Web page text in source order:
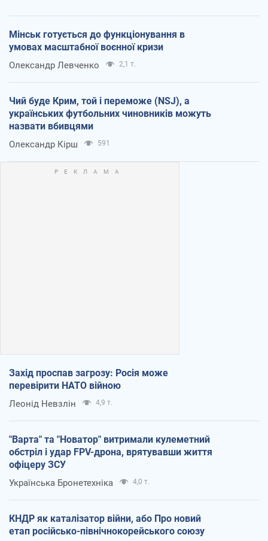
Мінськ готується до функціонування в
умовах масштабної воєнної кризи
Олександр Левченко 2,1 т.
Чий буде Крим, той і переможе (NSJ), а
українських футбольних чиновників можуть
назвати вбивцями
Олександр Кірш 591
Захід проспав загрозу: Росія може
перевірити НАТО війною
Леонід Невзлін 4,9 т.
"Варта" та "Новатор" витримали кулеметний
обстріл і удар FPV-дрона, врятувавши життя
офіцеру ЗСУ
Українська Бронетехніка 4,0 т.
КНДР як каталізатор війни, або Про новий
етап російсько-північнокорейського союзу